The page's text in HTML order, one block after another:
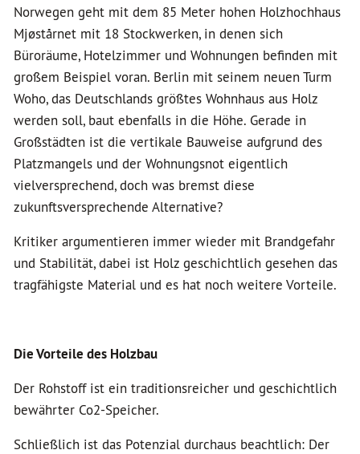
Norwegen geht mit dem 85 Meter hohen Holzhochhaus
Mjøstårnet mit 18 Stockwerken, in denen sich
Büroräume, Hotelzimmer und Wohnungen befinden mit
großem Beispiel voran. Berlin mit seinem neuen Turm
Woho, das Deutschlands größtes Wohnhaus aus Holz
werden soll, baut ebenfalls in die Höhe. Gerade in
Großstädten ist die vertikale Bauweise aufgrund des
Platzmangels und der Wohnungsnot eigentlich
vielversprechend, doch was bremst diese
zukunftsversprechende Alternative?
Kritiker argumentieren immer wieder mit Brandgefahr
und Stabilität, dabei ist Holz geschichtlich gesehen das
tragfähigste Material und es hat noch weitere Vorteile.
Die Vorteile des Holzbau
Der Rohstoff ist ein traditionsreicher und geschichtlich
bewährter Co2-Speicher.
Schließlich ist das Potenzial durchaus beachtlich: Der